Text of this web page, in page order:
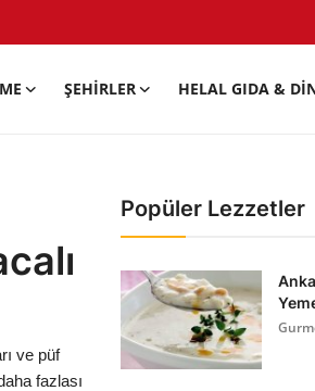
ŞEHIRLER HELAL GIDA &
ve püf
fazlası
Popüler Lezzetler